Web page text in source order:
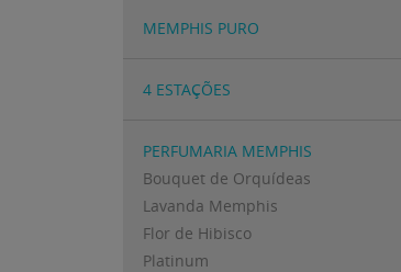
MEMPHIS PURO
4 ESTAÇÕES
PERFUMARIA MEMPHIS
Bouquet de Orquídeas
Lavanda Memphis
Flor de Hibisco
Platinum